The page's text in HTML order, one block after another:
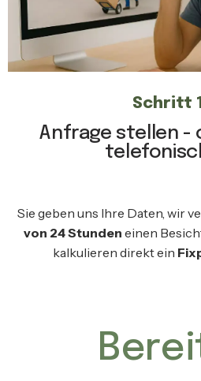
Schritt
Anfrage stellen -
Sie geben uns Ihre Daten, wir
von 24 Stunden einen
kalkulieren direkt ein